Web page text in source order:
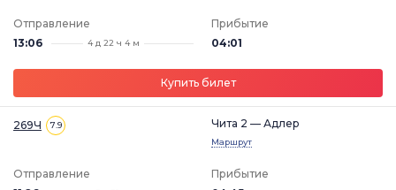
Отправление
13:06
4 д 22 ч 4 м
Прибытие
04:01
Купить билет
269Ч 7.9 Чита 2 — Адлер
Маршрут
Отправление
Прибытие